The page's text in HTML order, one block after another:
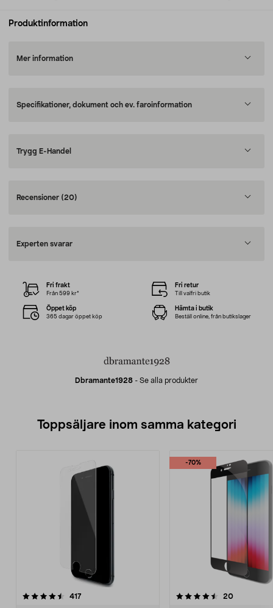
Produktinformation
Mer information
Specifikationer, dokument och ev. faroinformation
Trygg E-Handel
Recensioner (20)
Experten svarar
Dbramante1928 - Se alla produkter
Fri frakt
Från 599 kr*
Fri retur
Till valfri butik
Öppet köp
365 dagar öppet köp
Hämta i butik
Beställ online, från butikslager
Toppsäljare inom samma kategori
417recensioner
-70%
4.5 av 5 stjärnor 20